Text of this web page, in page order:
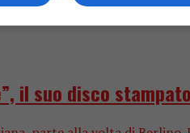
il suo disco